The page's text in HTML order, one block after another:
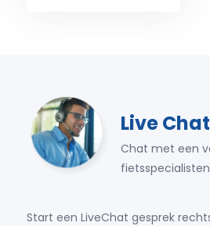
Live Chat
Chat met een
Start een LiveChat gesprek